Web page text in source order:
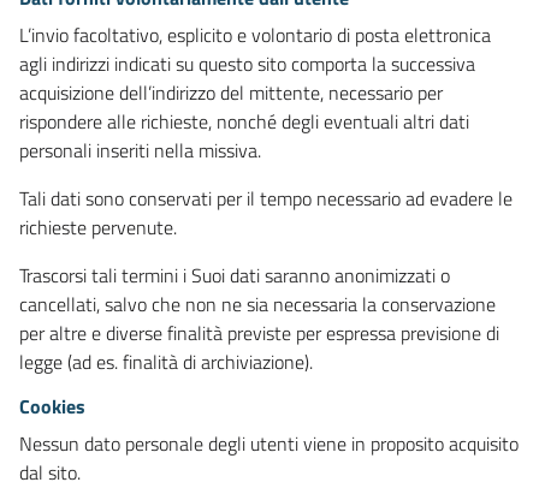
L’invio facoltativo, esplicito e volontario di posta elettronica
agli indirizzi indicati su questo sito comporta la successiva
acquisizione dell’indirizzo del mittente, necessario per
rispondere alle richieste, nonché degli eventuali altri dati
personali inseriti nella missiva.
Tali dati sono conservati per il tempo necessario ad evadere le
richieste pervenute.
Trascorsi tali termini i Suoi dati saranno anonimizzati o
cancellati, salvo che non ne sia necessaria la conservazione
per altre e diverse finalità previste per espressa previsione di
legge (ad es. finalità di archiviazione).
Cookies
Nessun dato personale degli utenti viene in proposito acquisito
dal sito.